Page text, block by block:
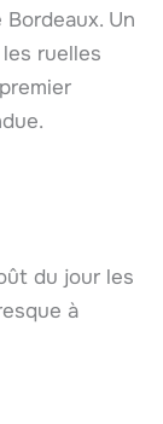
Un
ruelles
du jour les
à